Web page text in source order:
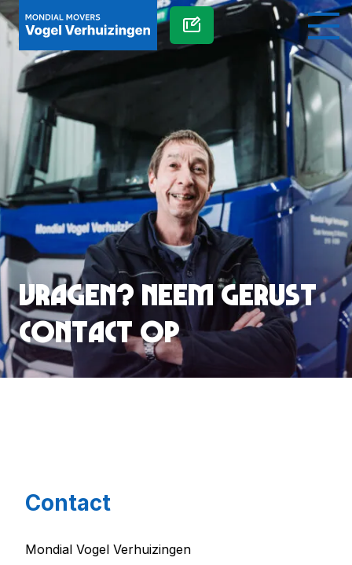
Vragen? Neem gerust
contact op
Contact
Mondial Vogel Verhuizingen